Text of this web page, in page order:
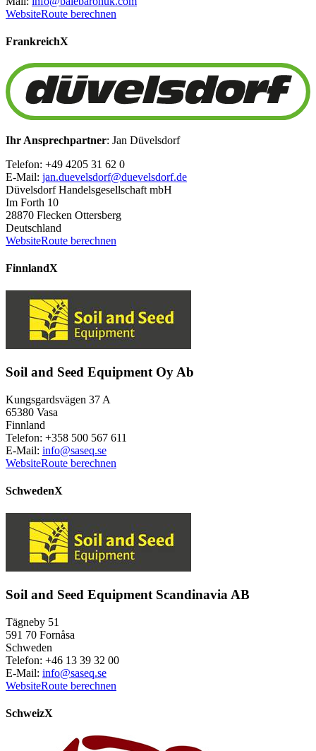
WebsiteRoute berechnen
FrankreichX
Ihr Ansprechpartner: Jan Düvelsdorf
Telefon: +49 4205 31 62 0
E-Mail: jan.duevelsdorf@duevelsdorf.de
Düvelsdorf Handelsgesellschaft mbH
Im Forth 10
28870 Flecken Ottersberg
Deutschland
WebsiteRoute berechnen
FinnlandX
Soil and Seed Equipment Oy Ab
Kungsgardsvägen 37 A
65380 Vasa
Finnland
Telefon: +358 500 567 611
E-Mail: info@saseq.se
WebsiteRoute berechnen
SchwedenX
Soil and Seed Equipment Scandinavia AB
Tägneby 51
591 70 Fornåsa
Schweden
Telefon: +46 13 39 32 00
E-Mail: info@saseq.se
WebsiteRoute berechnen
SchweizX